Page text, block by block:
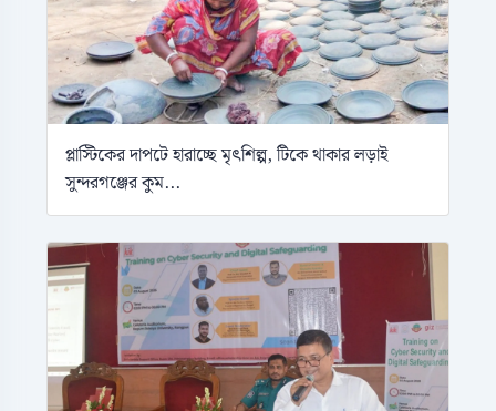
প্লাস্টিকের দাপটে হারাচ্ছে মৃৎশিল্প, টিকে থাকার লড়াই
সুন্দরগঞ্জের কুম...